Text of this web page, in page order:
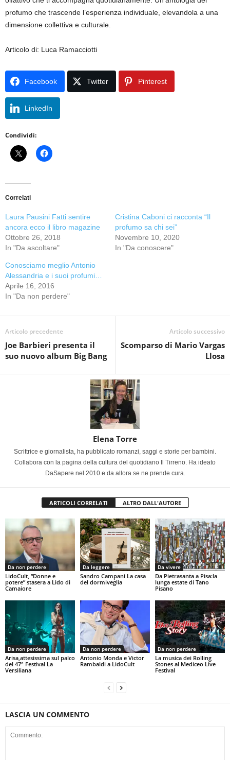
profumo che trascende l’esperienza individuale, elevandola a una
dimensione collettiva e culturale.
Articolo di: Luca Ramacciotti
Facebook Twitter Pinterest
LinkedIn
Condividi:
Correlati
Laura Pausini Fatti sentire
ancora ecco il libro magazine
Ottobre 26, 2018
In "Da ascoltare"
Cristina Caboni ci racconta “Il
profumo sa chi sei”
Novembre 10, 2020
In "Da conoscere"
Conosciamo meglio Antonio
Alessandria e i suoi profumi…
Aprile 16, 2016
In "Da non perdere"
Articolo precedente
Joe Barbieri presenta il
suo nuovo album Big Bang
Articolo successivo
Scomparso di Mario Vargas
Llosa
Elena Torre
Scrittrice e giornalista, ha pubblicato romanzi, saggi e storie per bambini.
Collabora con la pagina della cultura del quotidiano Il Tirreno. Ha ideato
DaSapere nel 2010 e da allora se ne prende cura.
ARTICOLI CORRELATI ALTRO DALL'AUTORE
Da non perdere
LidoCult, “Donne e
potere” stasera a Lido di
Camaiore
Da leggere
Sandro Campani La casa
del dormiveglia
Da vivere
Da Pietrasanta a Pisa:la
lunga estate di Tano
Pisano
Da non perdere
Arisa,attesissima sul palco
del 47° Festival La
Versiliana
Da non perdere
Antonio Monda e Victor
Rambaldi a LidoCult
Da non perdere
La musica dei Rolling
Stones al Mediceo Live
Festival
LASCIA UN COMMENTO